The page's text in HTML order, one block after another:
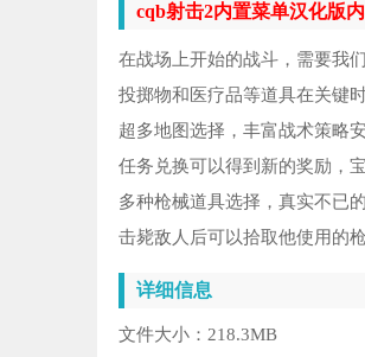
cqb射击2内置菜单汉化版
在战场上开始的战斗，需要我
投掷物和医疗品等道具在关键
超多地图选择，丰富战术策略
任务兑换可以得到新的奖励，
多种枪械道具选择，真实不已
击毙敌人后可以拾取他使用的
详细信息
文件大小： 218.3MB